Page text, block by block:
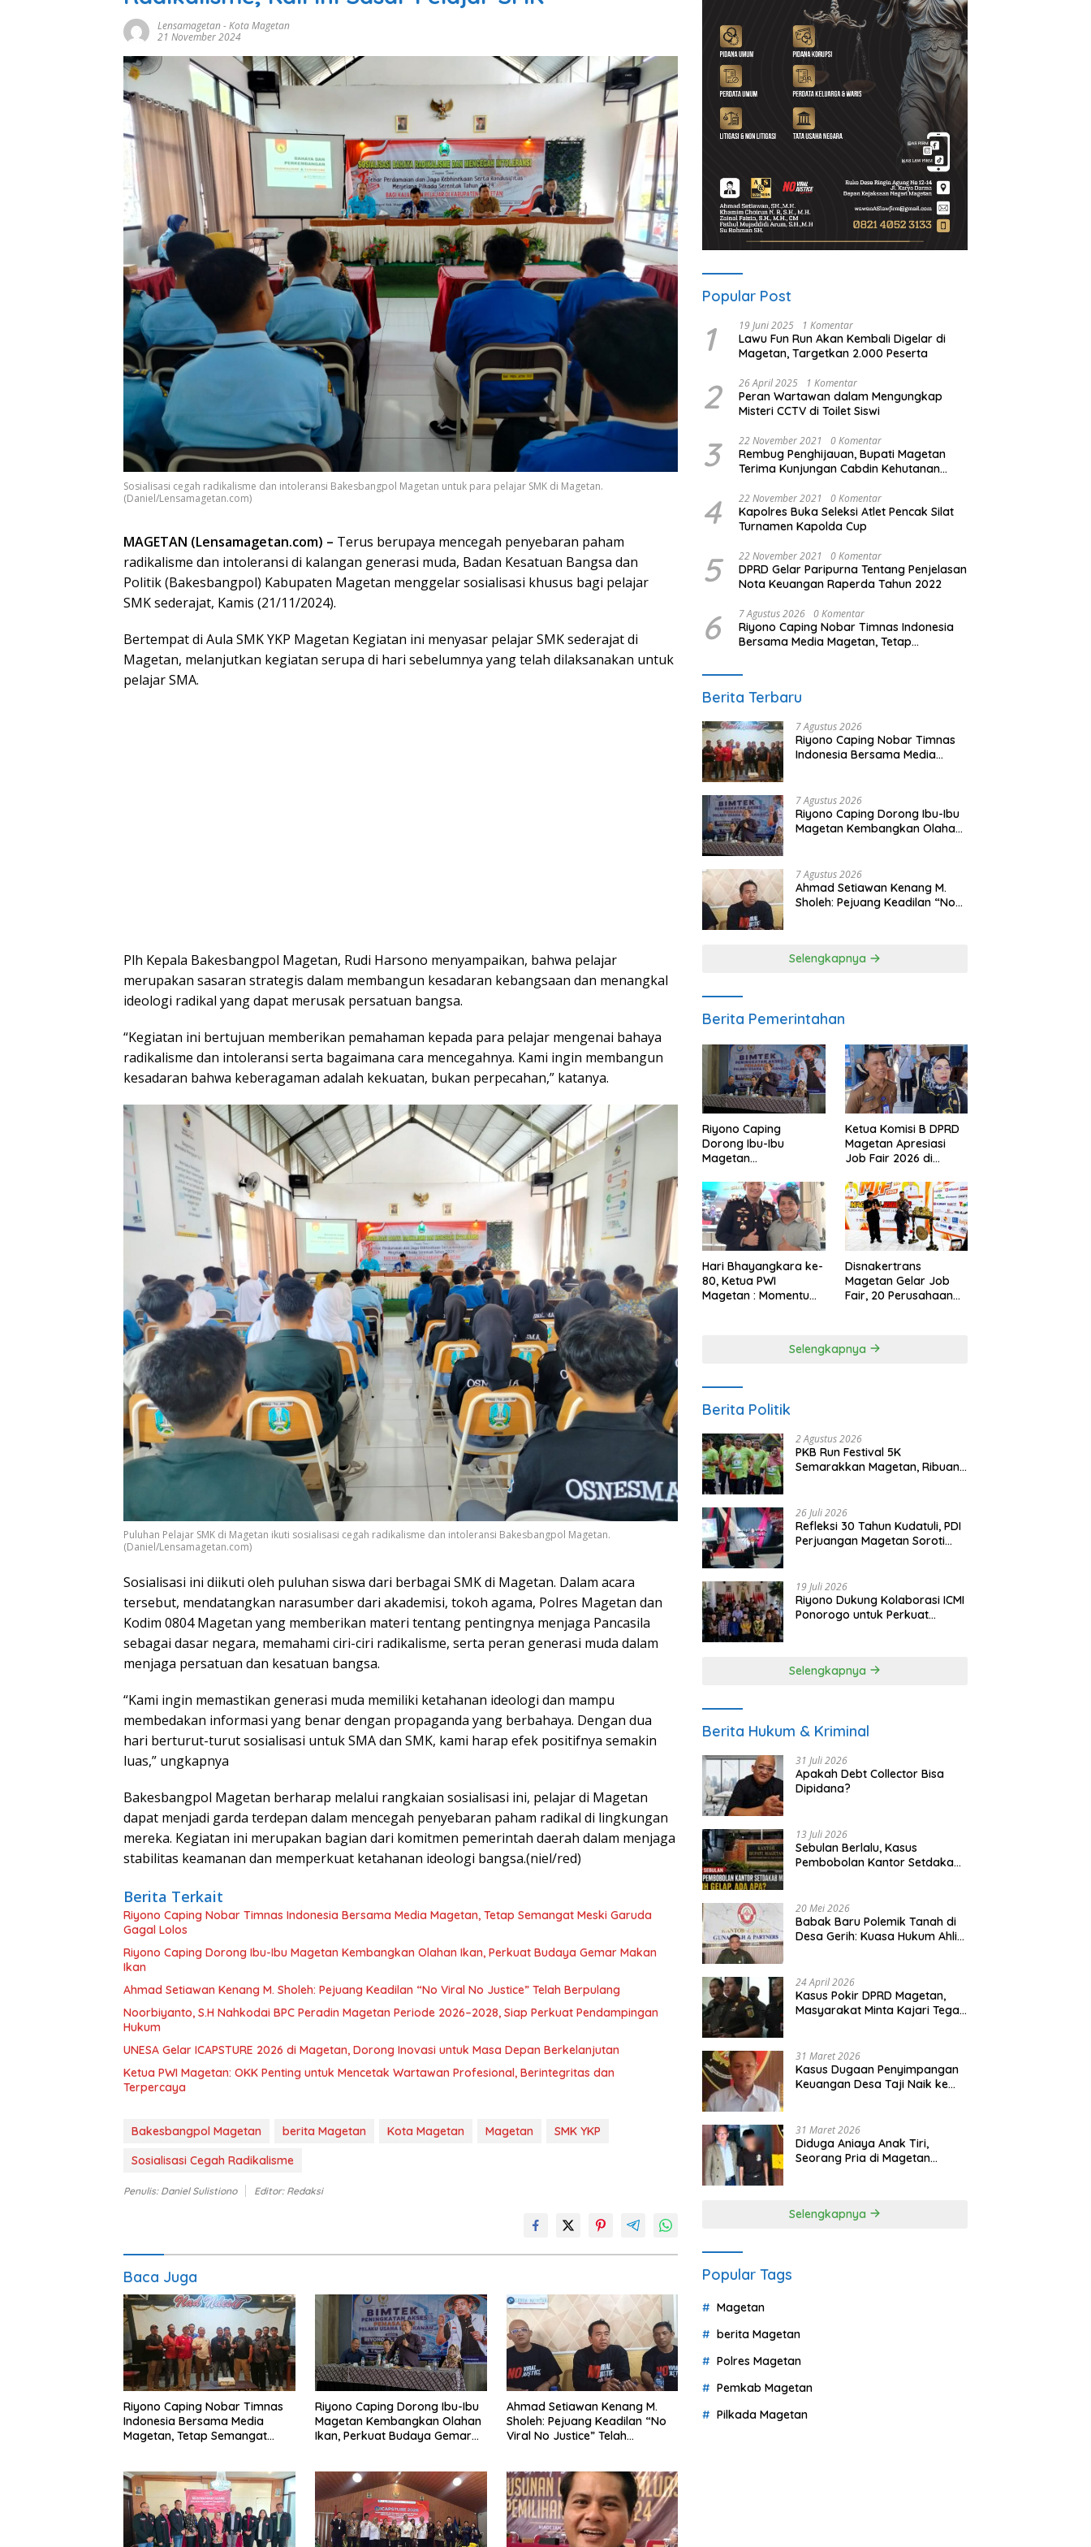
Lensamagetan-Kota Magetan
21 November 2024
Sosialisasi cegah radikalisme dan intoleransi Bakesbangpol Magetan untuk para pelajar SMK di Magetan.
(Daniel/Lensamagetan.com)
MAGETAN (Lensamagetan.com) – Terus berupaya mencegah penyebaran paham
radikalisme dan intoleransi di kalangan generasi muda, Badan Kesatuan Bangsa dan
Politik (Bakesbangpol) Kabupaten Magetan menggelar sosialisasi khusus bagi pelajar
SMK sederajat, Kamis (21/11/2024).
Bertempat di Aula SMK YKP Magetan Kegiatan ini menyasar pelajar SMK sederajat di
Magetan, melanjutkan kegiatan serupa di hari sebelumnya yang telah dilaksanakan untuk
pelajar SMA.
Plh Kepala Bakesbangpol Magetan, Rudi Harsono menyampaikan, bahwa pelajar
merupakan sasaran strategis dalam membangun kesadaran kebangsaan dan menangkal
ideologi radikal yang dapat merusak persatuan bangsa.
“Kegiatan ini bertujuan memberikan pemahaman kepada para pelajar mengenai bahaya
radikalisme dan intoleransi serta bagaimana cara mencegahnya. Kami ingin membangun
kesadaran bahwa keberagaman adalah kekuatan, bukan perpecahan,” katanya.
Puluhan Pelajar SMK di Magetan ikuti sosialisasi cegah radikalisme dan intoleransi Bakesbangpol Magetan.
(Daniel/Lensamagetan.com)
Sosialisasi ini diikuti oleh puluhan siswa dari berbagai SMK di Magetan. Dalam acara
tersebut, mendatangkan narasumber dari akademisi, tokoh agama, Polres Magetan dan
Kodim 0804 Magetan yang memberikan materi tentang pentingnya menjaga Pancasila
sebagai dasar negara, memahami ciri-ciri radikalisme, serta peran generasi muda dalam
menjaga persatuan dan kesatuan bangsa.
“Kami ingin memastikan generasi muda memiliki ketahanan ideologi dan mampu
membedakan informasi yang benar dengan propaganda yang berbahaya. Dengan dua
hari berturut-turut sosialisasi untuk SMA dan SMK, kami harap efek positifnya semakin
luas,” ungkapnya
Bakesbangpol Magetan berharap melalui rangkaian sosialisasi ini, pelajar di Magetan
dapat menjadi garda terdepan dalam mencegah penyebaran paham radikal di lingkungan
mereka. Kegiatan ini merupakan bagian dari komitmen pemerintah daerah dalam menjaga
stabilitas keamanan dan memperkuat ketahanan ideologi bangsa.(niel/red)
Berita Terkait
Riyono Caping Nobar Timnas Indonesia Bersama Media Magetan, Tetap Semangat Meski Garuda
Gagal Lolos
Riyono Caping Dorong Ibu-Ibu Magetan Kembangkan Olahan Ikan, Perkuat Budaya Gemar Makan
Ikan
Ahmad Setiawan Kenang M. Sholeh: Pejuang Keadilan “No Viral No Justice” Telah Berpulang
Noorbiyanto, S.H Nahkodai BPC Peradin Magetan Periode 2026–2028, Siap Perkuat Pendampingan
Hukum
UNESA Gelar ICAPSTURE 2026 di Magetan, Dorong Inovasi untuk Masa Depan Berkelanjutan
Ketua PWI Magetan: OKK Penting untuk Mencetak Wartawan Profesional, Berintegritas dan
Terpercaya
Bakesbangpol Magetan berita Magetan Kota Magetan Magetan
SMK YKP
Sosialisasi Cegah Radikalisme
Penulis: Daniel Sulistiono Editor: Redaksi
Baca Juga
Riyono Caping Nobar Timnas
Indonesia Bersama Media
Magetan, Tetap Semangat
Riyono Caping Dorong Ibu-Ibu
Magetan Kembangkan Olahan
Ikan, Perkuat Budaya Gemar
Ahmad Setiawan Kenang M.
Sholeh: Pejuang Keadilan “No
Viral No Justice” Telah
Popular Post
1 19 Juni 2025 1 Komentar
Lawu Fun Run Akan Kembali Digelar di
Magetan, Targetkan 2.000 Peserta
2 26 April 2025 1 Komentar
Peran Wartawan dalam Mengungkap
Misteri CCTV di Toilet Siswi
3 22 November 2021 0 Komentar
Rembug Penghijauan, Bupati Magetan
Terima Kunjungan Cabdin Kehutanan
4 22 November 2021 0 Komentar
Kapolres Buka Seleksi Atlet Pencak Silat
Turnamen Kapolda Cup
5 22 November 2021 0 Komentar
DPRD Gelar Paripurna Tentang Penjelasan
Nota Keuangan Raperda Tahun 2022
6 7 Agustus 2026 0 Komentar
Riyono Caping Nobar Timnas Indonesia
Bersama Media Magetan, Tetap
Berita Terbaru
7 Agustus 2026
Riyono Caping Nobar Timnas
Indonesia Bersama Media
7 Agustus 2026
Riyono Caping Dorong Ibu-Ibu
Magetan Kembangkan Olahan
7 Agustus 2026
Ahmad Setiawan Kenang M.
Sholeh: Pejuang Keadilan “No
Selengkapnya
Berita Pemerintahan
Riyono Caping
Dorong Ibu-Ibu
Magetan
Ikan, Perkuat Budaya
Gemar Makan Ikan
Ketua Komisi B DPRD
Magetan Apresiasi
Job Fair 2026 di
Anggaran
Hari Bhayangkara ke-
80, Ketua PWI
Magetan : Momentum
Disnakertrans
Magetan Gelar Job
Fair, 20 Perusahaan
Selengkapnya
Berita Politik
2 Agustus 2026
PKB Run Festival 5K
Semarakkan Magetan, Ribuan
26 Juli 2026
Refleksi 30 Tahun Kudatuli, PDI
Perjuangan Magetan Soroti
19 Juli 2026
Riyono Dukung Kolaborasi ICMI
Ponorogo untuk Perkuat
Selengkapnya
Berita Hukum & Kriminal
31 Juli 2026
Apakah Debt Collector Bisa
Dipidana?
13 Juli 2026
Sebulan Berlalu, Kasus
Pembobolan Kantor Setdakab
20 Mei 2026
Babak Baru Polemik Tanah di
Desa Gerih: Kuasa Hukum Ahli
24 April 2026
Kasus Pokir DPRD Magetan,
Masyarakat Minta Kajari Tegak
31 Maret 2026
Kasus Dugaan Penyimpangan
Keuangan Desa Taji Naik ke
31 Maret 2026
Diduga Aniaya Anak Tiri,
Seorang Pria di Magetan
Selengkapnya
Popular Tags
Magetan
berita Magetan
Polres Magetan
Pemkab Magetan
Pilkada Magetan